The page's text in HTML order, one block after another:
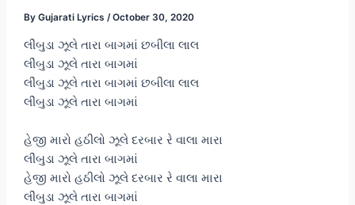
By Gujarati Lyrics /October 30, 2020
લીંબુડા ઝૂલે તારા બાગમાં છબીલા લાલ
લીંબુડા ઝૂલે તારા બાગમાં
લીંબુડા ઝૂલે તારા બાગમાં છબીલા લાલ
લીંબુડા ઝૂલે તારા બાગમાં
હેજી મારો હઠીલો ઝૂલે દરબાર રે વાલા મારા
લીંબુડા ઝૂલે તારા બાગમાં
હેજી મારો હઠીલો ઝૂલે દરબાર રે વાલા મારા
લીંબુડા ઝૂલે તારા બાગમાં